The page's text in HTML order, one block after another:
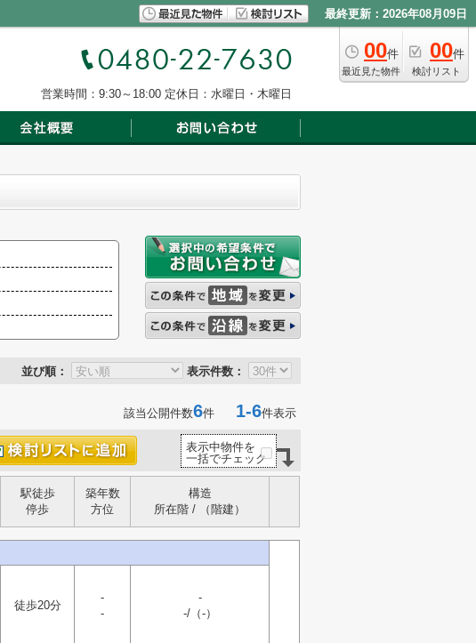
最終更新：2026年08月09日
00件
最近見た物件
00件
検討リスト
営業時間：9:30～18:00 定休日：水曜日・木曜日
並び順： 表示件数：
該当公開件数6件 1-6件表示
表示中物件を
一括でチェック
駅徒歩
停歩
築年数
方位
構造
所在階 / （階建）
徒歩20分
-
-
-
-/（-）